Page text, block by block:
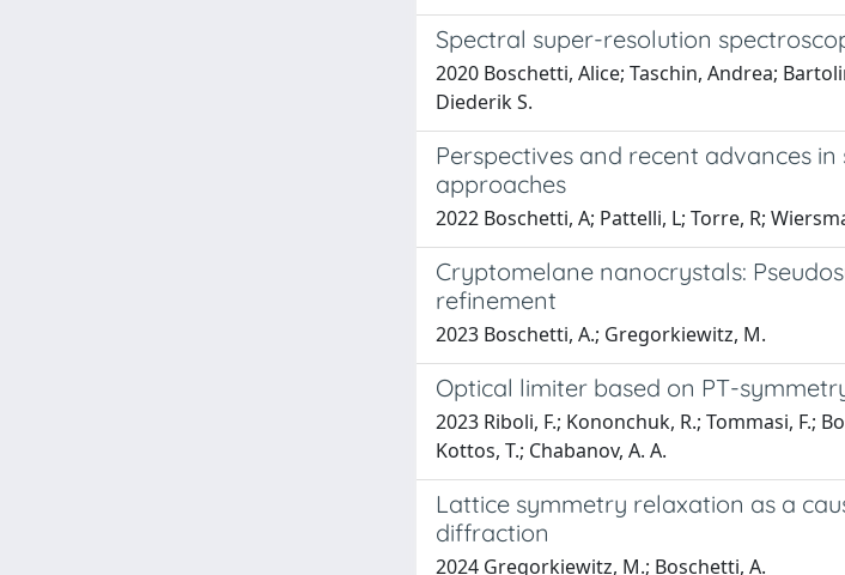
Spectral super-resolution
2020 Boschetti, Alice; Taschin, Andrea;
Diederik S.
Perspectives and recent advances
approaches
2022 Boschetti, A; Pattelli, L; Torre, R;
Cryptomelane nanocrystals:
refinement
2023 Boschetti, A.; Gregorkiewitz, M.
Optical limiter based on PT-
2023 Riboli, F.; Kononchuk, R.; Tommasi, F.;
Kottos, T.; Chabanov, A. A.
Lattice symmetry relaxation as a
diffraction
2024 Gregorkiewitz, M.; Boschetti, A.